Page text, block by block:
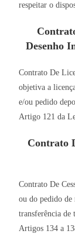
respeitar o
Desenho
Contrato De
objetiva a
e/ou pedido
Artigo 121 da
Contrato
Contrato De
ou do pedido
transferência de
Artigos 134 a